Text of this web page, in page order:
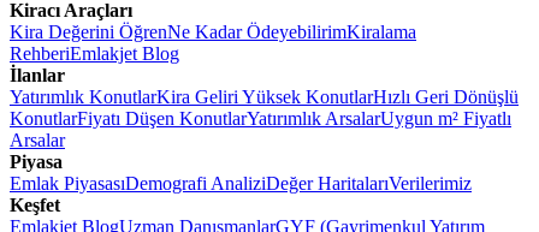
Kiracı Araçları
Kira Değerini ÖğrenNe Kadar ÖdeyebilirimKiralama
RehberiEmlakjet Blog
İlanlar
Yatırımlık KonutlarKira Geliri Yüksek KonutlarHızlı Geri Dönüşlü
KonutlarFiyatı Düşen KonutlarYatırımlık ArsalarUygun m² Fiyatlı
Arsalar
Piyasa
Emlak PiyasasıDemografi AnaliziDeğer HaritalarıVerilerimiz
Keşfet
Emlakjet BlogUzman DanışmanlarGYF (Gayrimenkul Yatırım